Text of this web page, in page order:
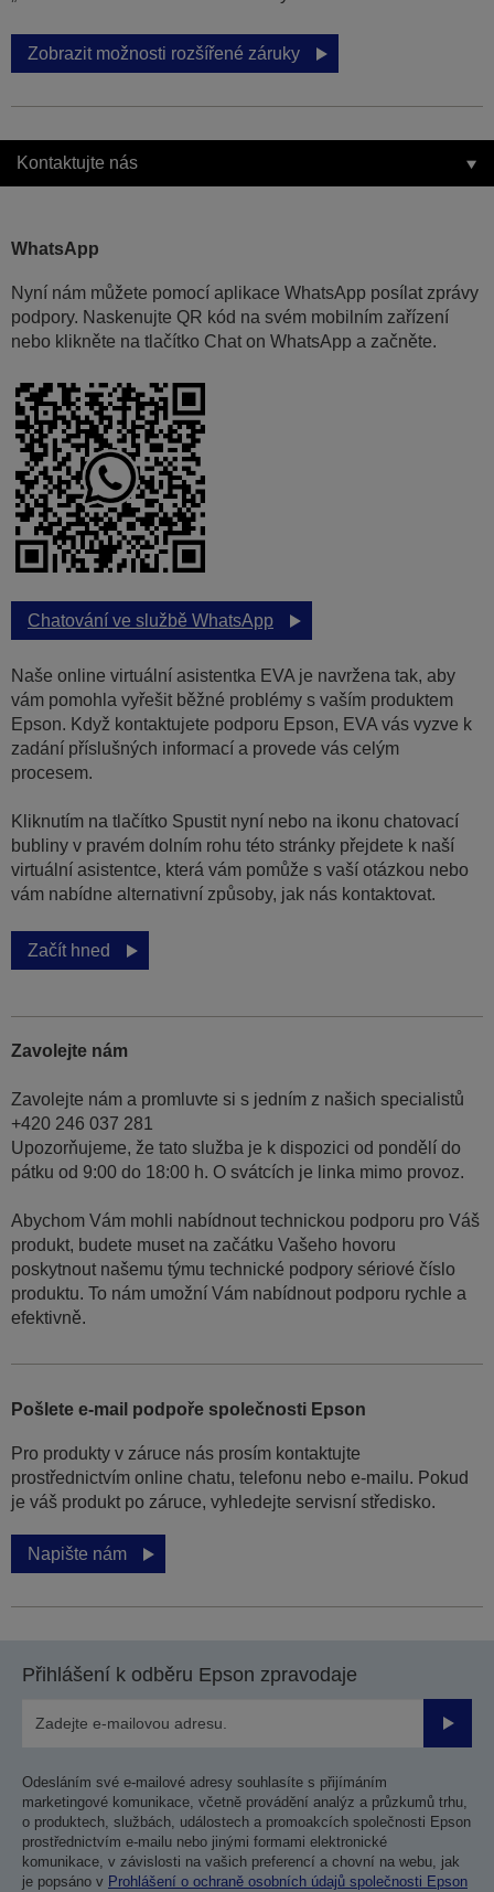
Zobrazit možnosti rozšířené záruky
Kontaktujte nás
WhatsApp
Nyní nám můžete pomocí aplikace WhatsApp posílat zprávy
podpory. Naskenujte QR kód na svém mobilním zařízení
nebo klikněte na tlačítko Chat on WhatsApp a začněte.
Chatování ve službě WhatsApp
Naše online virtuální asistentka EVA je navržena tak, aby
vám pomohla vyřešit běžné problémy s vaším produktem
Epson. Když kontaktujete podporu Epson, EVA vás vyzve k
zadání příslušných informací a provede vás celým
procesem.
Kliknutím na tlačítko Spustit nyní nebo na ikonu chatovací
bubliny v pravém dolním rohu této stránky přejdete k naší
virtuální asistentce, která vám pomůže s vaší otázkou nebo
vám nabídne alternativní způsoby, jak nás kontaktovat.
Začít hned
Zavolejte nám
Zavolejte nám a promluvte si s jedním z našich specialistů
+420 246 037 281
Upozorňujeme, že tato služba je k dispozici od pondělí do
pátku od 9:00 do 18:00 h. O svátcích je linka mimo provoz.
Abychom Vám mohli nabídnout technickou podporu pro Váš
produkt, budete muset na začátku Vašeho hovoru
poskytnout našemu týmu technické podpory sériové číslo
produktu. To nám umožní Vám nabídnout podporu rychle a
efektivně.
Pošlete e-mail podpoře společnosti Epson
Pro produkty v záruce nás prosím kontaktujte
prostřednictvím online chatu, telefonu nebo e-mailu. Pokud
je váš produkt po záruce, vyhledejte servisní středisko.
Napište nám
Přihlášení k odběru Epson zpravodaje
Odesláním své e-mailové adresy souhlasíte s přijímáním
marketingové komunikace, včetně provádění analýz a průzkumů trhu,
o produktech, službách, událostech a promoakcích společnosti Epson
prostřednictvím e-mailu nebo jinými formami elektronické
komunikace, v závislosti na vašich preferencí a chovní na webu, jak
je popsáno v Prohlášení o ochraně osobních údajů společnosti Epson